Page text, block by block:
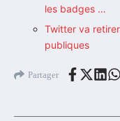
les badges …
Twitter va
publiques
Partager